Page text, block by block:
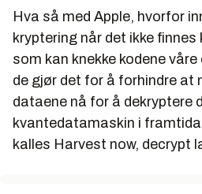
Hva så med Apple, hvorfor
kryptering når det ikke
som kan knekke kodene
de gjør det for å forhindre at
dataene nå for å dekryptere
kvantedatamaskin i
kalles Harvest now, decrypt